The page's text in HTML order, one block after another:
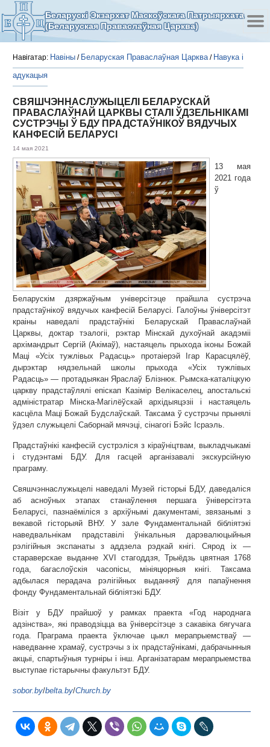
Беларускі Экзархат Маскоўскага Патрыярхата
(Беларуская Праваслаўная Царква)
Навігатар: Навіны / Беларуская Праваслаўная Царква/ Навука і
адукацыя
СВЯШЧЭННАСЛУЖЫЦЕЛІ БЕЛАРУСКАЙ
ПРАВАСЛАЎНАЙ ЦАРКВЫ СТАЛІ ЎДЗЕЛЬНІКАМІ
СУСТРЭЧЫ Ў БДУ ПРАДСТАЎНІКОЎ ВЯДУЧЫХ
КАНФЕСІЙ БЕЛАРУСІ
14 мая 2021
13 мая
2021 года
ў
Беларускім дзяржаўным універсітэце прайшла сустрэча
прадстаўнікоў вядучых канфесій Беларусі. Галоўны ўніверсітэт
краіны наведалі прадстаўнікі Беларускай Праваслаўнай
Царквы, доктар тэалогіі, рэктар Мінскай духоўнай акадэміі
архімандрыт Сергій (Акімаў), настаяцель прыхода іконы Божай
Маці «Усіх тужлівых Радасць» протаіерэй Ігар Карасцялёў,
дырэктар нядзельнай школы прыхода «Усіх тужлівых
Радасць» — протадыякан Яраслаў Блізнюк. Рымска-каталіцкую
царкву прадстаўлялі епіскап Казімір Велікаселец, апостальскі
адміністратар Мінска-Магілёўскай архідыяцэзіі і настаяцель
касцёла Маці Божай Будслаўскай. Таксама ў сустрэчы прынялі
ўдзел служыцелі Саборнай мячэці, сінагогі Бэйс Ісраэль.
Прадстаўнікі канфесій сустрэліся з кіраўніцтвам, выкладчыкамі
і студэнтамі БДУ. Для гасцей арганізавалі экскурсійную
праграму.
Свяшчэннаслужыцелі наведалі Музей гісторыі БДУ, даведаліся
аб асноўных этапах станаўлення першага ўніверсітэта
Беларусі, пазнаёміліся з архіўнымі дакументамі, звязанымі з
векавой гісторыяй ВНУ. У зале Фундаментальнай бібліятэкі
наведвальнікам прадставілі ўнікальныя дарэвалюцыйныя
рэлігійныя экспанаты з аддзела рэдкай кнігі. Сярод іх —
стараверскае выданне XVI стагоддзя, Трыёдзь цвятная 1768
года, багаслоўскія часопісы, мініяцюрныя кнігі. Таксама
адбылася перадача рэлігійных выданняў для папаўнення
фонду Фундаментальнай бібліятэкі БДУ.
Візіт у БДУ прайшоў у рамках праекта «Год народнага
адзінства», які праводзіцца ва ўніверсітэце з сакавіка бягучага
года. Праграма праекта ўключае цыкл мерапрыемстваў —
наведванне храмаў, сустрэчы з іх прадстаўнікамі, дабрачынныя
акцыі, спартыўныя турніры і інш. Арганізатарам мерапрыемства
выступае гістарычны факультэт БДУ.
sobor.by/belta.by/Church.by